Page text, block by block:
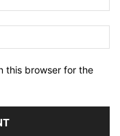
this browser for the